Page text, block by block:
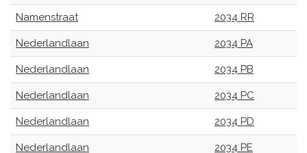
Namenstraat 2034 RR
Nederlandlaan 2034 PA
Nederlandlaan 2034 PB
Nederlandlaan 2034 PC
Nederlandlaan 2034 PD
Nederlandlaan 2034 PE